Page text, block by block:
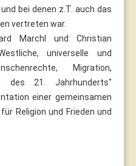
bei denen z.T. auch das
vertreten war.
Marchl und Christian
universelle und
Migration,
des 21. Jahrhunderts"
einer gemeinsamen
Religion und Frieden und